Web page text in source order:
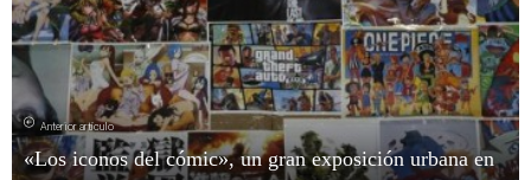
Anterior artículo
«Los iconos del cómic», un gran exposición urbana en